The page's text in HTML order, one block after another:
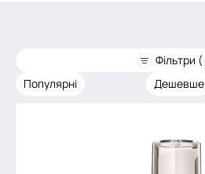
Популярні
Дешевше